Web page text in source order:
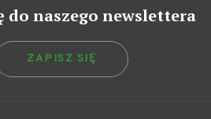
do naszego newslettera
ZAPISZ SIĘ